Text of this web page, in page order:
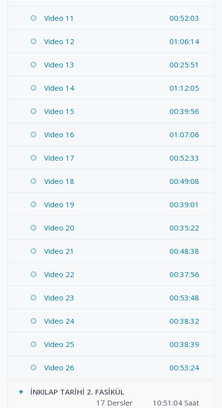
Video 11 00:52:03
Video 12 01:06:14
Video 13 00:25:51
Video 14 01:12:05
Video 15 00:39:56
Video 16 01:07:06
Video 17 00:52:33
Video 18 00:49:08
Video 19 00:39:01
Video 20 00:35:22
Video 21 00:48:38
Video 22 00:37:56
Video 23 00:53:48
Video 24 00:38:32
Video 25 00:38:39
Video 26 00:53:24
İNKILAP TARİHİ 2. FASİKÜL
17 Dersler
10:51:04 Saat